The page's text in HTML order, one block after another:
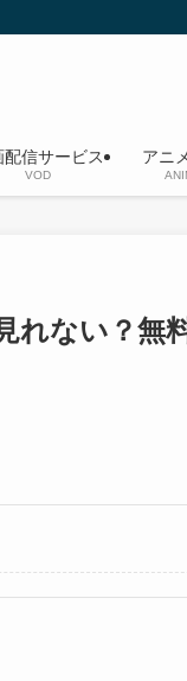
配信サービス
VOD
アニ
れない？無